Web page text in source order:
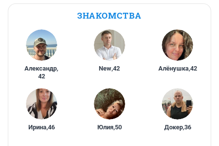
ЗНАКОМСТВА
Александр,
42
New,42 Алёнушка,42
Ирина,46 Юлия,50 Докер,36